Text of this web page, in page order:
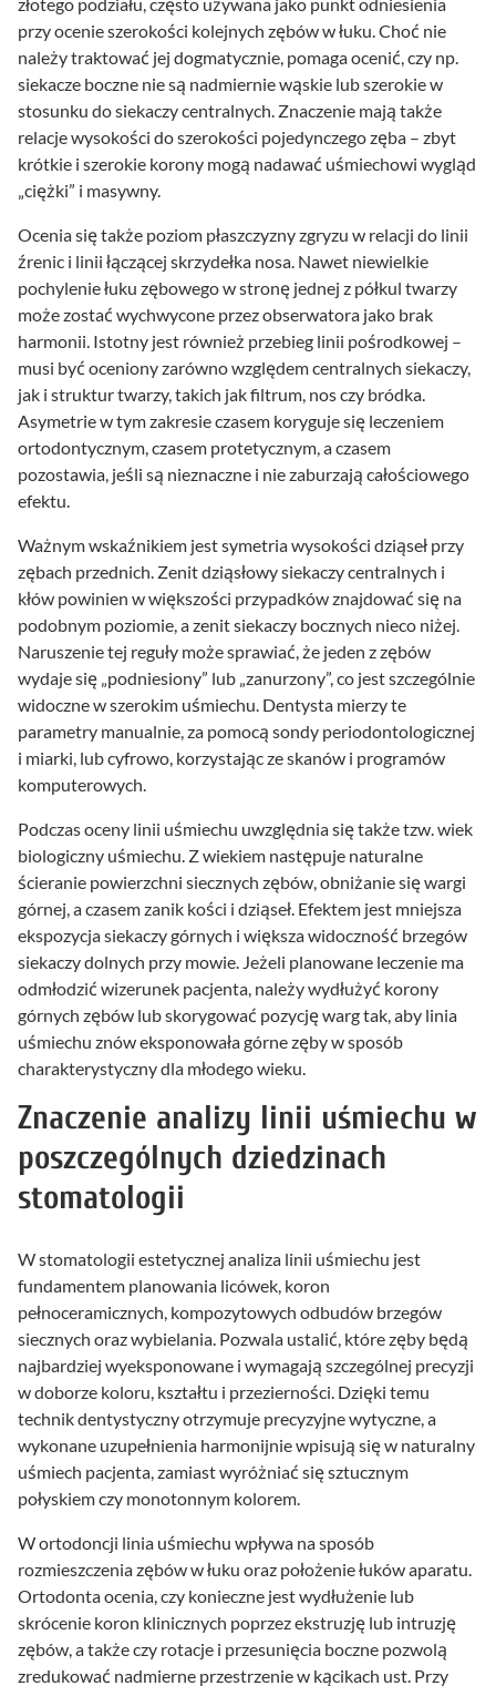
przy ocenie szerokości kolejnych zębów w łuku. Choć nie
należy traktować jej dogmatycznie, pomaga ocenić, czy np.
siekacze boczne nie są nadmiernie wąskie lub szerokie w
stosunku do siekaczy centralnych. Znaczenie mają także
relacje wysokości do szerokości pojedynczego zęba – zbyt
krótkie i szerokie korony mogą nadawać uśmiechowi wygląd
„ciężki” i masywny.
Ocenia się także poziom płaszczyzny zgryzu w relacji do linii
źrenic i linii łączącej skrzydełka nosa. Nawet niewielkie
pochylenie łuku zębowego w stronę jednej z półkul twarzy
może zostać wychwycone przez obserwatora jako brak
harmonii. Istotny jest również przebieg linii pośrodkowej –
musi być oceniony zarówno względem centralnych siekaczy,
jak i struktur twarzy, takich jak filtrum, nos czy bródka.
Asymetrie w tym zakresie czasem koryguje się leczeniem
ortodontycznym, czasem protetycznym, a czasem
pozostawia, jeśli są nieznaczne i nie zaburzają całościowego
efektu.
Ważnym wskaźnikiem jest symetria wysokości dziąseł przy
zębach przednich. Zenit dziąsłowy siekaczy centralnych i
kłów powinien w większości przypadków znajdować się na
podobnym poziomie, a zenit siekaczy bocznych nieco niżej.
Naruszenie tej reguły może sprawiać, że jeden z zębów
wydaje się „podniesiony” lub „zanurzony”, co jest szczególnie
widoczne w szerokim uśmiechu. Dentysta mierzy te
parametry manualnie, za pomocą sondy periodontologicznej
i miarki, lub cyfrowo, korzystając ze skanów i programów
komputerowych.
Podczas oceny linii uśmiechu uwzględnia się także tzw. wiek
biologiczny uśmiechu. Z wiekiem następuje naturalne
ścieranie powierzchni siecznych zębów, obniżanie się wargi
górnej, a czasem zanik kości i dziąseł. Efektem jest mniejsza
ekspozycja siekaczy górnych i większa widoczność brzegów
siekaczy dolnych przy mowie. Jeżeli planowane leczenie ma
odmłodzić wizerunek pacjenta, należy wydłużyć korony
górnych zębów lub skorygować pozycję warg tak, aby linia
uśmiechu znów eksponowała górne zęby w sposób
charakterystyczny dla młodego wieku.
Znaczenie analizy linii uśmiechu w
poszczególnych dziedzinach
stomatologii
W stomatologii estetycznej analiza linii uśmiechu jest
fundamentem planowania licówek, koron
pełnoceramicznych, kompozytowych odbudów brzegów
siecznych oraz wybielania. Pozwala ustalić, które zęby będą
najbardziej wyeksponowane i wymagają szczególnej precyzji
w doborze koloru, kształtu i przezierności. Dzięki temu
technik dentystyczny otrzymuje precyzyjne wytyczne, a
wykonane uzupełnienia harmonijnie wpisują się w naturalny
uśmiech pacjenta, zamiast wyróżniać się sztucznym
połyskiem czy monotonnym kolorem.
W ortodoncji linia uśmiechu wpływa na sposób
rozmieszczenia zębów w łuku oraz położenie łuków aparatu.
Ortodonta ocenia, czy konieczne jest wydłużenie lub
skrócenie koron klinicznych poprzez ekstruzję lub intruzję
zębów, a także czy rotacje i przesunięcia boczne pozwolą
zredukować nadmierne przestrzenie w kącikach ust. Przy